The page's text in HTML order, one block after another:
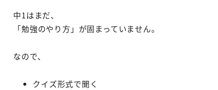
中1はまだ、
「勉強のやり方」が固まっていません。
なので、
クイズ形式で聞く